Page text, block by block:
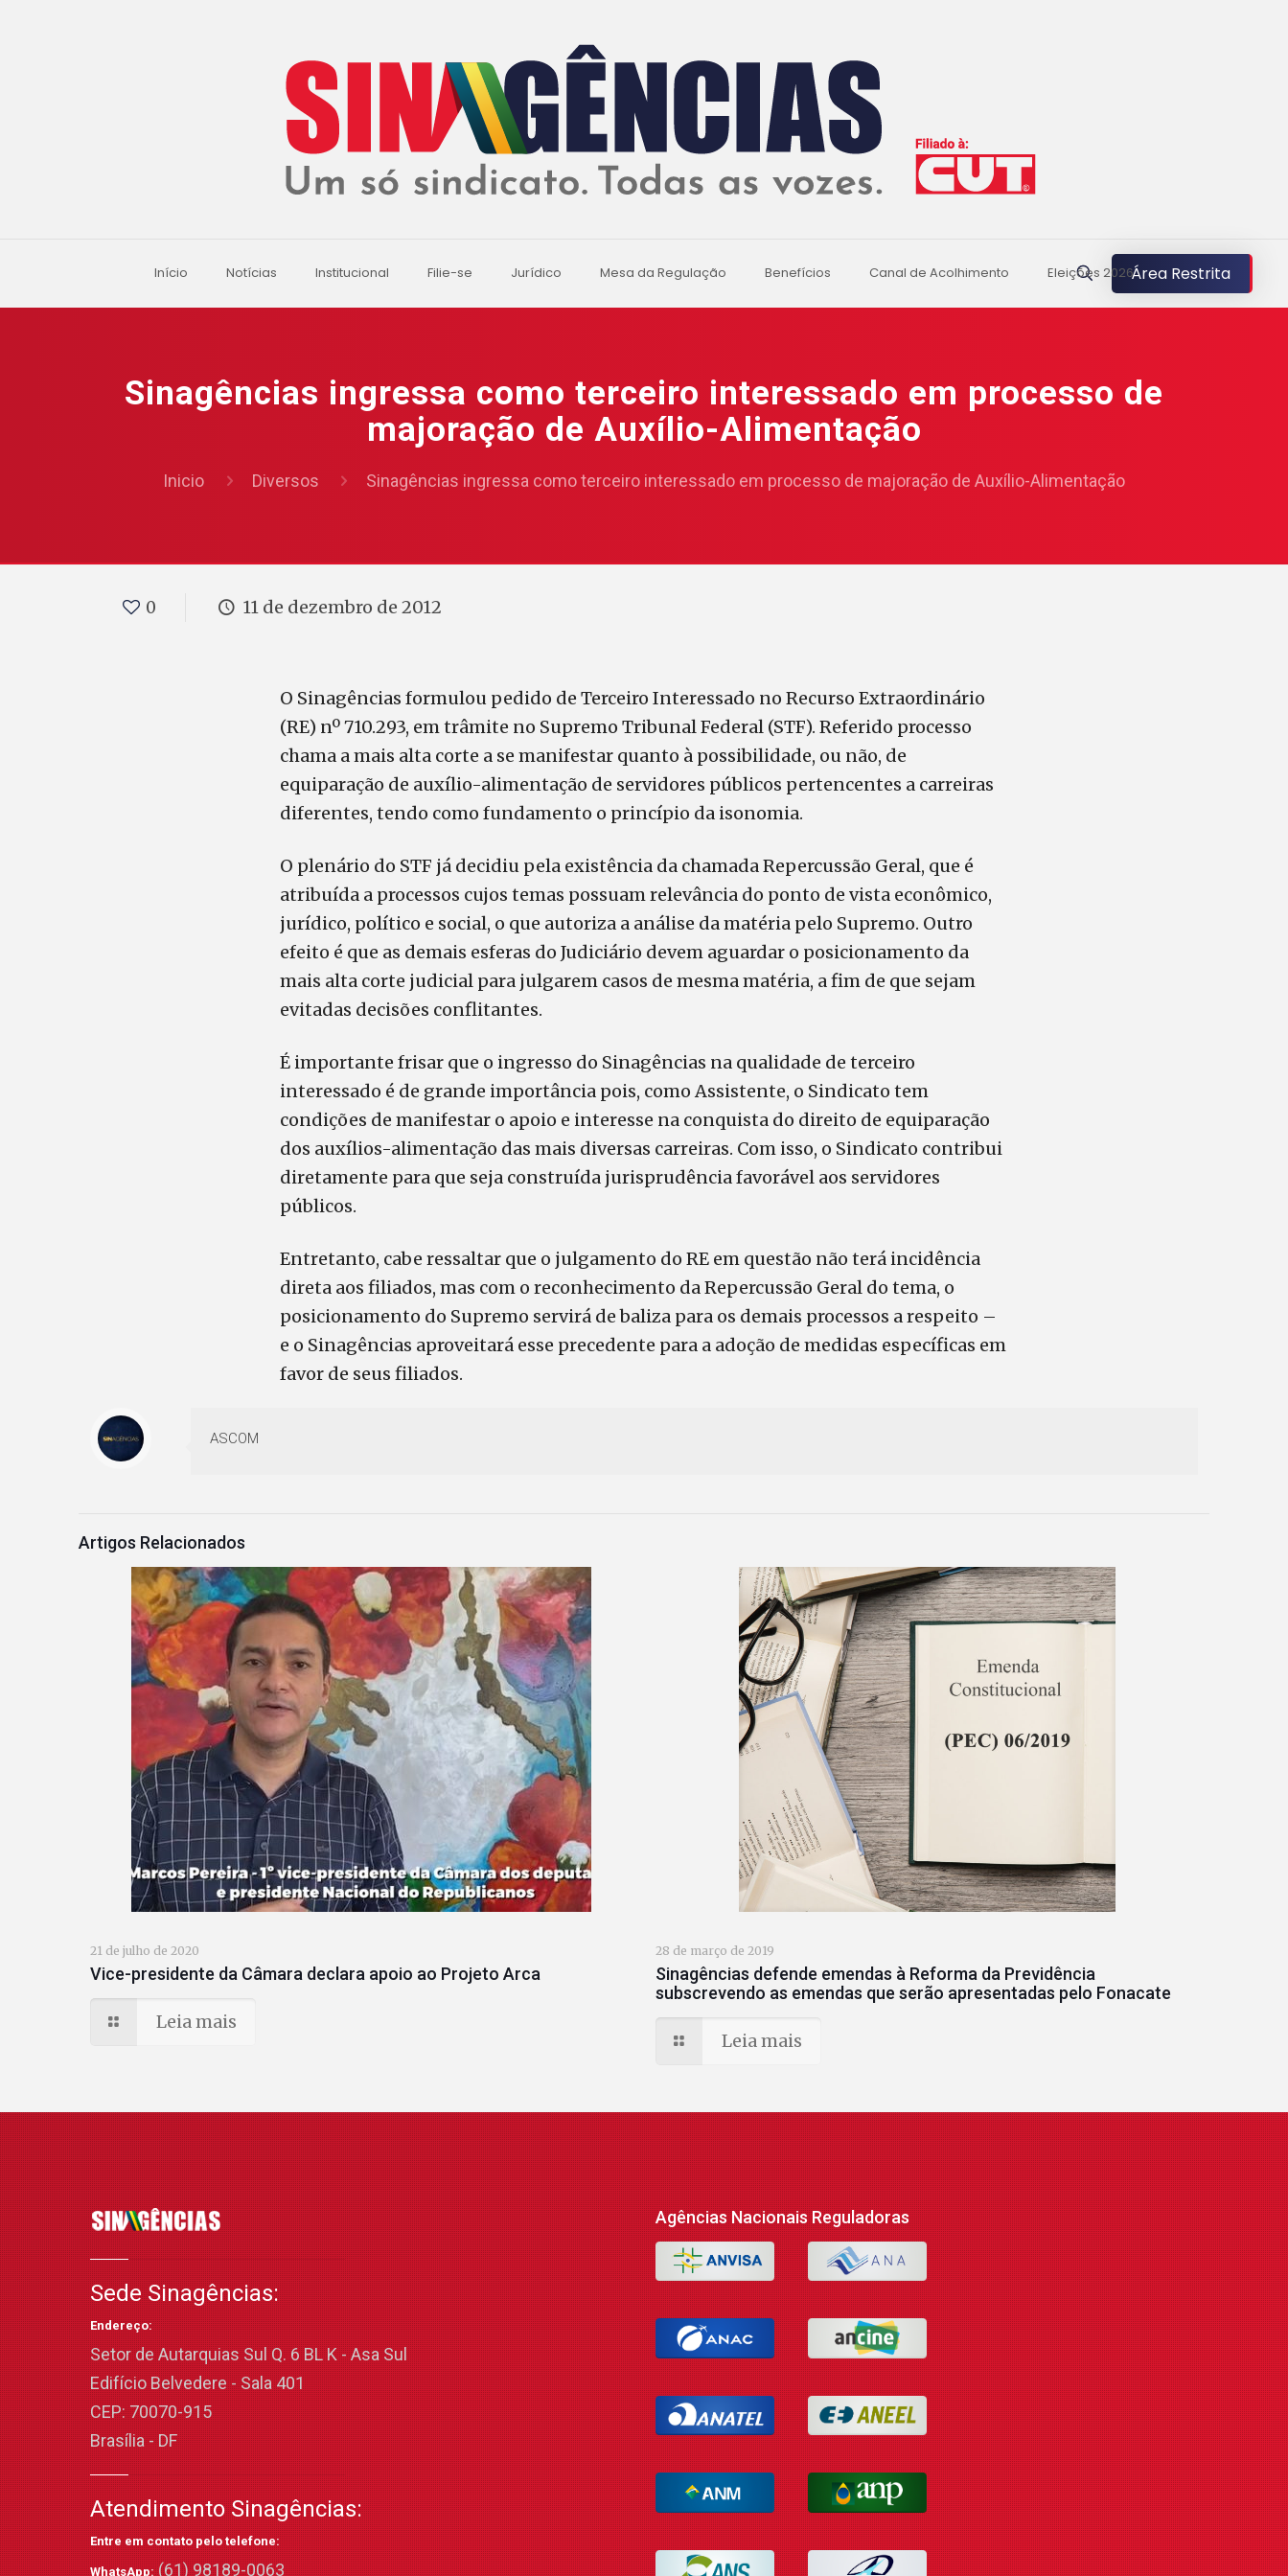
Início Notícias Institucional Filie-se Jurídico Mesa da Regulação Benefícios Canal de Acolhimento Eleições 2026Área Restrita
Sinagências ingressa como terceiro interessado em processo de
majoração de Auxílio-Alimentação
Inicio Diversos Sinagências ingressa como terceiro interessado em processo de majoração de Auxílio-Alimentação
0 11 de dezembro de 2012
O Sinagências formulou pedido de Terceiro Interessado no Recurso Extraordinário
(RE) nº 710.293, em trâmite no Supremo Tribunal Federal (STF). Referido processo
chama a mais alta corte a se manifestar quanto à possibilidade, ou não, de
equiparação de auxílio-alimentação de servidores públicos pertencentes a carreiras
diferentes, tendo como fundamento o princípio da isonomia.
O plenário do STF já decidiu pela existência da chamada Repercussão Geral, que é
atribuída a processos cujos temas possuam relevância do ponto de vista econômico,
jurídico, político e social, o que autoriza a análise da matéria pelo Supremo. Outro
efeito é que as demais esferas do Judiciário devem aguardar o posicionamento da
mais alta corte judicial para julgarem casos de mesma matéria, a fim de que sejam
evitadas decisões conflitantes.
É importante frisar que o ingresso do Sinagências na qualidade de terceiro
interessado é de grande importância pois, como Assistente, o Sindicato tem
condições de manifestar o apoio e interesse na conquista do direito de equiparação
dos auxílios-alimentação das mais diversas carreiras. Com isso, o Sindicato contribui
diretamente para que seja construída jurisprudência favorável aos servidores
públicos.
Entretanto, cabe ressaltar que o julgamento do RE em questão não terá incidência
direta aos filiados, mas com o reconhecimento da Repercussão Geral do tema, o
posicionamento do Supremo servirá de baliza para os demais processos a respeito –
e o Sinagências aproveitará esse precedente para a adoção de medidas específicas em
favor de seus filiados.
ASCOM
Artigos Relacionados
21 de julho de 2020
Vice-presidente da Câmara declara apoio ao Projeto Arca
Leia mais
28 de março de 2019
Sinagências defende emendas à Reforma da Previdência
subscrevendo as emendas que serão apresentadas pelo Fonacate
Leia mais
Sede Sinagências:
Endereço:
Setor de Autarquias Sul Q. 6 BL K - Asa Sul
Edifício Belvedere - Sala 401
CEP: 70070-915
Brasília - DF
Atendimento Sinagências:
Entre em contato pelo telefone:
WhatsApp:(61) 98189-0063
Agências Nacionais Reguladoras